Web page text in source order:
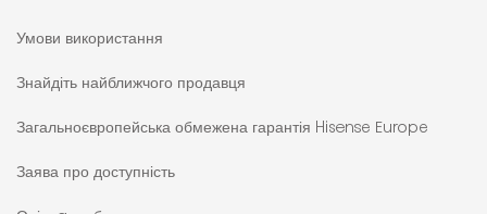
Умови використання
Знайдіть найближчого продавця
Загальноєвропейська обмежена гарантія Hisense Europe
Заява про доступність